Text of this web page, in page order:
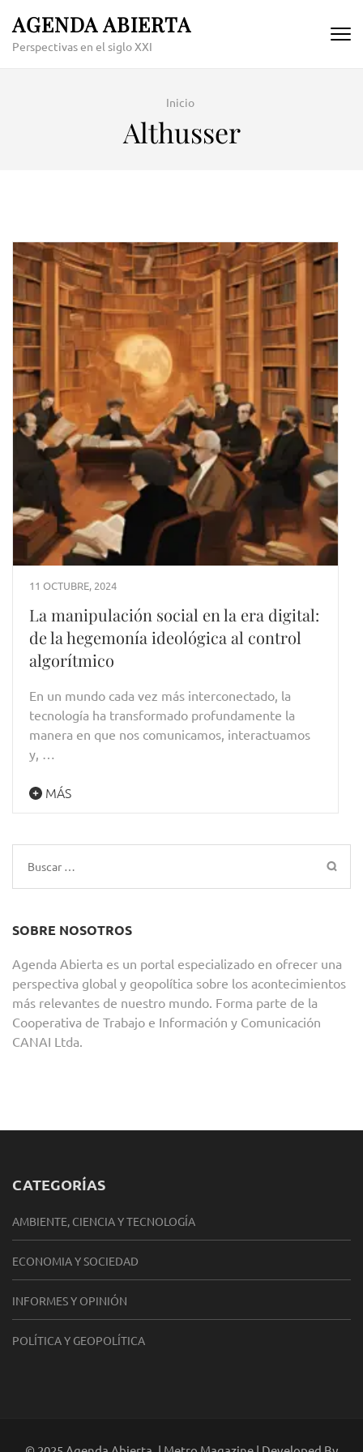
content
AGENDA ABIERTA
Perspectivas en el siglo XXI
Inicio
Althusser
11 OCTUBRE, 2024
La manipulación social en la era digital:
de la hegemonía ideológica al control
algorítmico
En un mundo cada vez más interconectado, la
tecnología ha transformado profundamente la
manera en que nos comunicamos, interactuamos
y, …
MÁS
Buscar:
SOBRE NOSOTROS
Agenda Abierta es un portal especializado en ofrecer una
perspectiva global y geopolítica sobre los acontecimientos
más relevantes de nuestro mundo. Forma parte de la
Cooperativa de Trabajo e Información y Comunicación
CANAI Ltda.
CATEGORÍAS
AMBIENTE, CIENCIA Y TECNOLOGÍA
ECONOMIA Y SOCIEDAD
INFORMES Y OPINIÓN
POLÍTICA Y GEOPOLÍTICA